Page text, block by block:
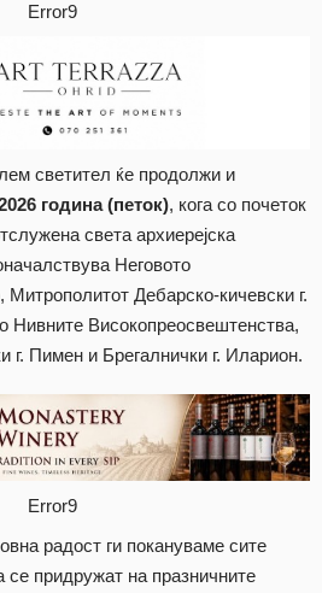
Error9
светител ќе продолжи и
година (петок), кога со почеток
света архиерејска
Неговото
Дебарско-кичевски г.
Нивните Високопреосвештенства,
г. Пимен и Брегалнички г. Иларион.
Error9
радост ги покануваме сите
се придружат на празничните